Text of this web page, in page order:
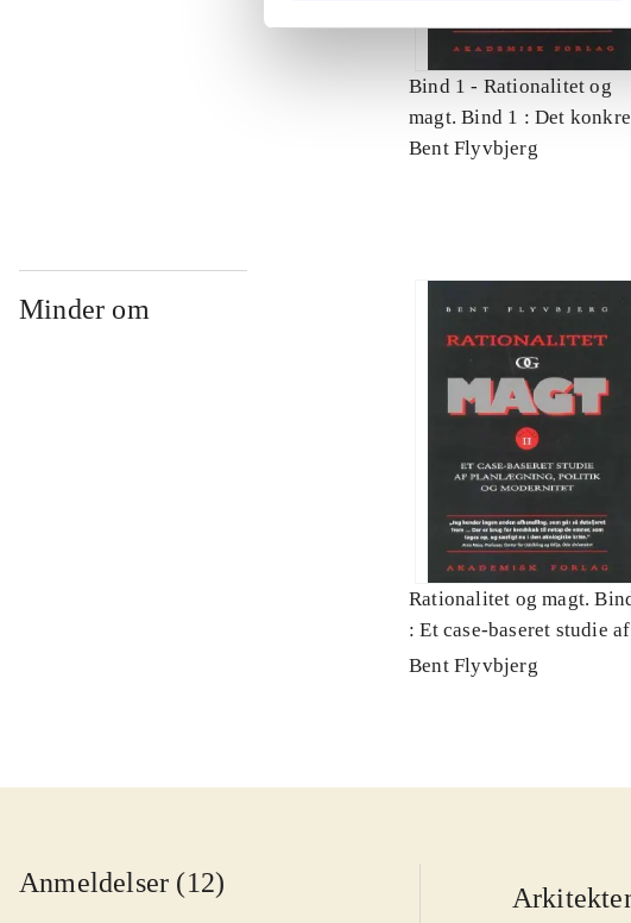
Bind 1 - Rationalitet og
magt. Bind 1 : Det
videnskab
Bent Flyvbjerg
Minder om
Rationalitet og magt.
: Et case-baseret studie af
planlægning, politik og
Bent Flyvbjerg
Anmeldelser (12)